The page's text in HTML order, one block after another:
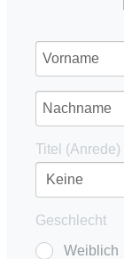
Titel (Anrede)
Geschlecht
Weiblich